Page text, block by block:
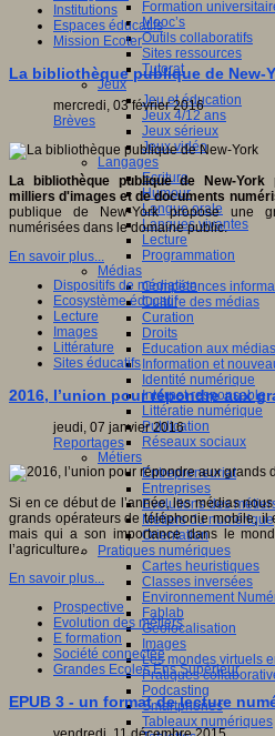
Formation
Mooc’s
Outils collaboratifs
Sites ressources
Tutorat
Jeux
Jeu et éducation
Jeux 4/12 ans
Jeux sérieux
Jeux vidéo
Langages
Ecriture
Humour
Langue orale
Langues vivantes
Lecture
Programmation
Médias
Compétences
Culture des médias
Curation
Droits
Education aux médias
Information et
Identité numérique
Internet responsable
Littératie numérique
Publication
Réseaux sociaux
Métiers
Entrepreneuriat
Entreprises
Evolutions des
Métiers du numérique
Orientation
Pratiques numériques
Cartes heuristiques
Classes inversées
Environnement
Fablab
Géolocalisation
Images
Les mondes virtuels
Pratiques
Podcasting
Smartphones
Tableaux numériques
Institutions
Espaces éducatifs
Mission Ecoter
La bibliothèque publique de New-
mercredi, 03 février 2016
Brèves
La bibliothèque publique de New-
milliers d'images et de documents
publique de New-York propose une
numérisées dans le domaine public.
En savoir plus...
Dispositifs de médiation
Ecosystème éducatif
Lecture
Images
Littérature
Sites éducatifs
2016, l’union pour répondre aux
jeudi, 07 janvier 2016
Reportages
Si en ce début de l’année, les médias
grands opérateurs de téléphonie mobile, il
mais qui a son importance dans le
l’agriculture.
En savoir plus...
Prospective
Evolution des métiers
E formation
Société connectée
Grandes Ecoles Ens Supérieur
EPUB 3 - un format de lecture